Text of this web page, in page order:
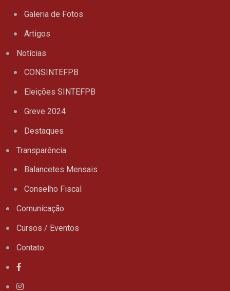
Galeria de Fotos
Artigos
Notícias
CONSINTEFPB
Eleições SINTEFPB
Greve 2024
Destaques
Transparência
Balancetes Mensais
Conselho Fiscal
Comunicação
Cursos / Eventos
Contato